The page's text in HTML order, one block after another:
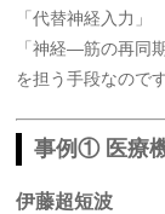
「代替神経入力」
「神経—筋の再同
を担う手段なのです
事例① 医療
伊藤超短波